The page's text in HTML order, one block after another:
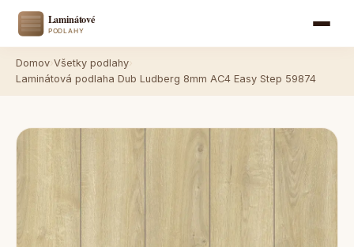
Domov Všetky podlahy
Laminátová podlaha Dub Ludberg 8mm AC4 Easy Step 59874